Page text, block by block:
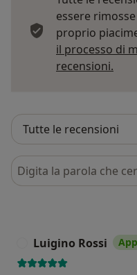
essere
proprio
il processo di
recensioni.
Cerca nelle recensioni
Luigino Rossi